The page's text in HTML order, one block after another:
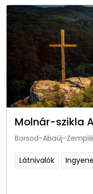
Molnár-szikla
Borsod-Abaúj-
Látnivalók